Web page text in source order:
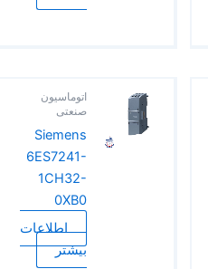
اتوماسیون
صنعتی
Siemens
6ES7241-
1CH32-
0XB0
اطلاعات
بیشتر